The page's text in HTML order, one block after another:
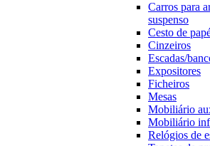
Carros para
suspenso
Cesto de
Cinzeiros
Escadas/
Expositores
Ficheiros
Mesas
Mobiliário
Mobiliário
Relógios de